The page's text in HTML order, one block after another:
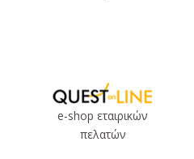
e-shop εταιρικών
πελατών